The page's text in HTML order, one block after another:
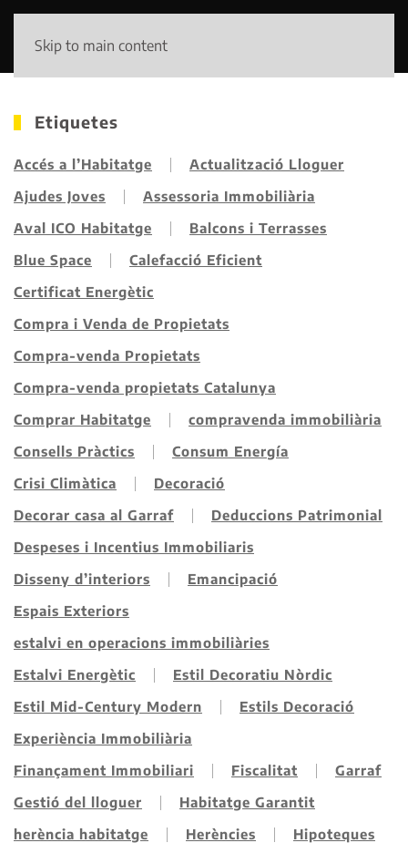
Skip to main content
Etiquetes
Accés a l’Habitatge
Actualització Lloguer
Ajudes Joves
Assessoria Immobiliària
Aval ICO Habitatge
Balcons i Terrasses
Blue Space
Calefacció Eficient
Certificat Energètic
Compra i Venda de Propietats
Compra-venda Propietats
Compra-venda propietats Catalunya
Comprar Habitatge
compravenda immobiliària
Consells Pràctics
Consum Energía
Crisi Climàtica
Decoració
Decorar casa al Garraf
Deduccions Patrimonial
Despeses i Incentius Immobiliaris
Disseny d’interiors
Emancipació
Espais Exteriors
estalvi en operacions immobiliàries
Estalvi Energètic
Estil Decoratiu Nòrdic
Estil Mid-Century Modern
Estils Decoració
Experiència Immobiliària
Finançament Immobiliari
Fiscalitat
Garraf
Gestió del lloguer
Habitatge Garantit
herència habitatge
Herències
Hipoteques